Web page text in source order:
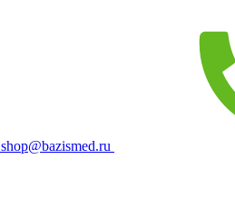
shop@bazismed.ru